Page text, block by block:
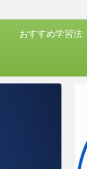
おすすめ学習法